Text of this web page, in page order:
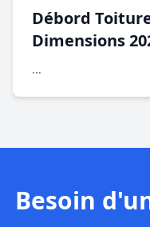
Débord
Dimensions
...
Besoin